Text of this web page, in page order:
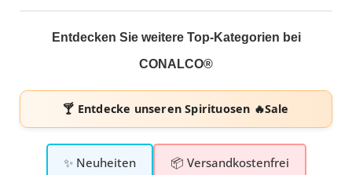
Entdecken Sie weitere Top-Kategorien bei
CONALCO®
🍸 Entdecke unserenSpirituosen 🔥Sale
✨ Neuheiten 📦 Versandkostenfrei